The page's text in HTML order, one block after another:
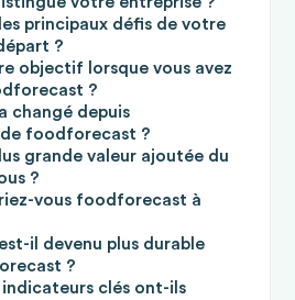
principaux défis de votre
?
objectif lorsque vous avez
?
changé depuis
foodforecast ?
grande valeur ajoutée du
?
vous foodforecast à
il devenu plus durable
?
clés ont-ils